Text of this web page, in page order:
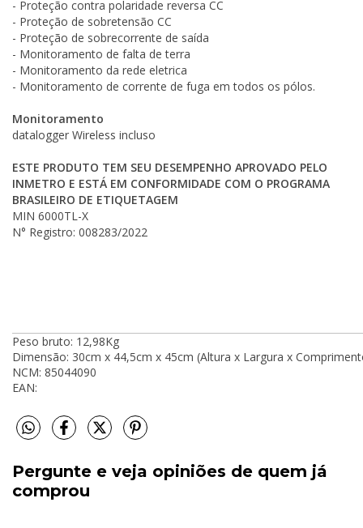
- Proteção contra polaridade reversa CC
- Proteção de sobretensão CC
- Proteção de sobrecorrente de saída
- Monitoramento de falta de terra
- Monitoramento da rede eletrica
- Monitoramento de corrente de fuga em todos os pólos.
Monitoramento
datalogger Wireless incluso
ESTE PRODUTO TEM SEU DESEMPENHO APROVADO PELO
INMETRO E ESTÁ EM CONFORMIDADE COM O PROGRAMA
BRASILEIRO DE ETIQUETAGEM
MIN 6000TL-X
N° Registro: 008283/2022
Peso bruto: 12,98Kg
Dimensão: 30cm x 44,5cm x 45cm (Altura x Largura x
NCM: 85044090
EAN:
Pergunte e veja opiniões de quem já
comprou